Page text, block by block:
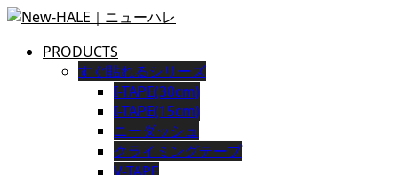
PRODUCTS
すぐ貼れるシリーズ
I-TAPE(30cm)
I-TAPE(15cm)
ニーダッシュ
クライミングテープ